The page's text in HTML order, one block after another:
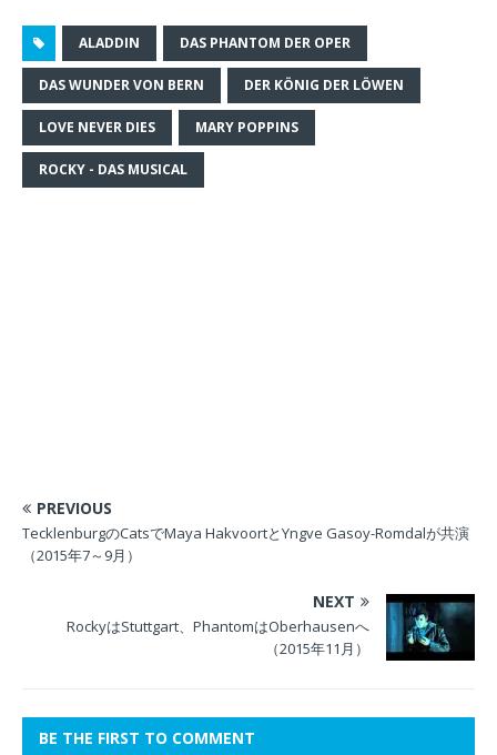
き
ま
す
)
ALADDIN DAS PHANTOM DER OPER
DAS WUNDER VON BERN DER KÖNIG DER LÖWEN
LOVE NEVER DIES MARY POPPINS
ROCKY - DAS MUSICAL
PREVIOUS
TecklenburgのCatsでMaya HakvoortとYngve Gasoy-Romdalが共演
（2015年7～9月）
NEXT
RockyはStuttgart、PhantomはOberhausenへ
（2015年11月）
BE THE FIRST TO COMMENT